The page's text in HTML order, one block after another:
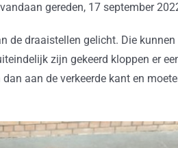
gereden, 17 september
de draaistellen gelicht. Die kunnen
zijn gekeerd kloppen er
aan de verkeerde kant en